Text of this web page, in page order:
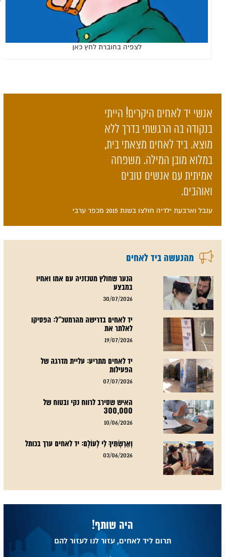
לצפיה בחוברת לחץ כאן
אנשי יד לאחים היקרים! הייתי
בנקודה בה הרגשתי בדרך ללא
מוצא. ביד לאחים מצאתי בית,
במלוא מובן המילה. משפחה
אמיתית עם אנשים טובים
ואוהבים.
ענבל וארבעת ילדיה חולצו בשנת 2015 מכפר ערבי
מהנעשה ביד לאחים
הנער שחולץ מטנזניה עם אמו ואחיו
במבצע
30/07/2026
יד לאחים בדרישה מהרמטכ"ל: הפסיקו
לאלתר את
19/07/2026
יד לאחים מתריע: עליית מדרגה של
הפעילות
07/07/2026
האיש שסירב לרווח נקי ובטוח של
300,000
10/06/2026
וְאֵרַשְׂתִּיךְ לִי לְעוֹלָם: יד לאחים ערך בכותל
03/06/2026
היה שותף!
תרום ליד לאחים, עזור לנו לעזור להם